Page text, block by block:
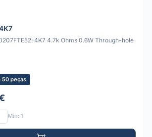
4K7 4.7k Ohms 0.6W Through-hole
50 peças
Mín: 1